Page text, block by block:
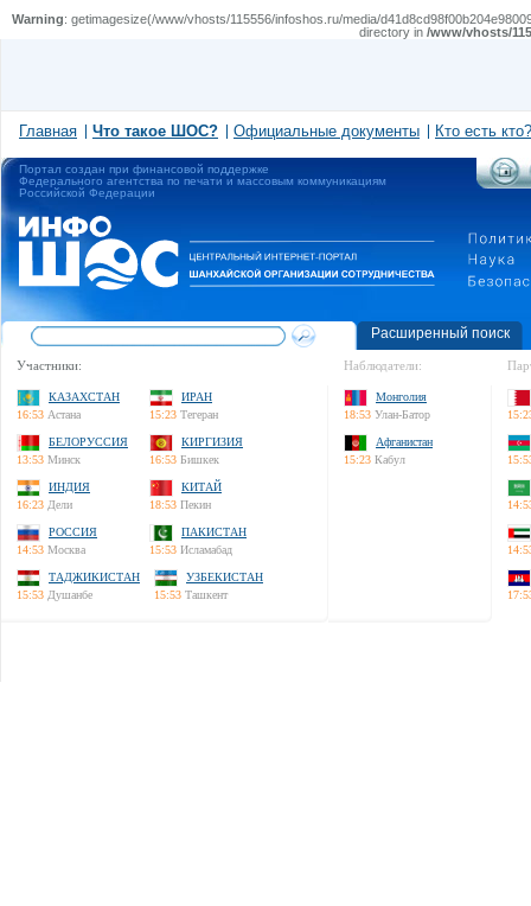
Warning: getimagesize(/www/vhosts/115556/infoshos.ru/media/
directory in /www/vhosts/
Главная Что такое ШОС? Официальные документы Кто есть кто?
Портал создан при финансовой поддержке
Федерального агентства по печати и массовым коммуникациям
Российской Федерации
Расширенный поиск
Участники:
КАЗАХСТАН
16:53 Астана
ИРАН
15:23 Тегеран
БЕЛОРУССИЯ
13:53 Минск
КИРГИЗИЯ
16:53 Бишкек
ИНДИЯ
16:23 Дели
КИТАЙ
18:53 Пекин
РОССИЯ
14:53 Москва
ПАКИСТАН
15:53 Исламабад
ТАДЖИКИСТАН
15:53 Душанбе
УЗБЕКИСТАН
15:53 Ташкент
Наблюдатели:
Монголия
18:53 Улан-Батор
Афганистан
15:23 Кабул